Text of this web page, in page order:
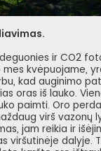
ir CO2
mes kvėpuojame,
kad auginimo
oras iš lauko.
paimti. Oro
virš vazonų
jam reikia ir
viršutinėje dalyje.